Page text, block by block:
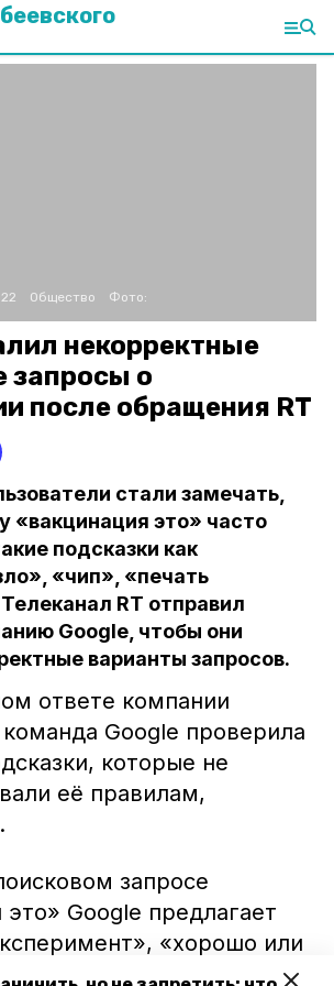
Общество Фото:
некорректные
запросы о
после обращения RT
стали замечать,
«вакцинация это» часто
подсказки как
«чип», «печать
RT отправил
Google, чтобы они
варианты запросов.
ответе компании
команда Google проверила
которые не
её правилам,
запросе
это» Google предлагает
«хорошо или
вмешательство»,